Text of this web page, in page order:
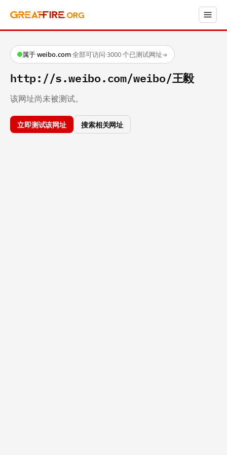
属于 weibo.com·全部可访问·3000 个已测试网址→
http://s.weibo.com/weibo/王毅
该网址尚未被测试。
立即测试该网址 搜索相关网址